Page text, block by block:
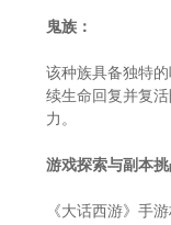
鬼族：
该种族具备独特
续生命回复并复
力。
游戏探索与副本挑
《大话西游》手